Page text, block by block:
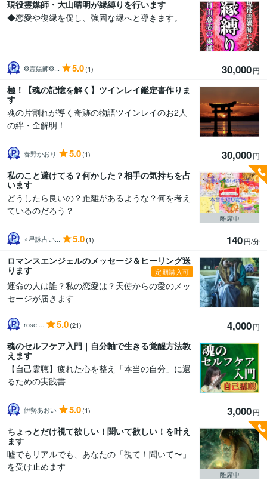
現役霊媒師・大山晴明が縁縛りを行います
◆恋愛や復縁を促し、強固な縁へと導きます。
❂霊媒師❂... 5.0(1) 30,000円
極！【魂の記憶を解く】ツインレイ鑑定書作りま
す
魂の片割れが導く奇跡の物語ツインレイのお2人
の絆・全解明！
春野かおり 5.0(1) 30,000円
私のこと避けてる？何かした？相手の気持ちを占
います
どうしたら良いの？距離があるような？何を考え
ているのだろう？
⭐星詠占い... 5.0(1) 140円/分
離席中
ロマンスエンジェルのメッセージ＆ヒーリング送
ります
定期購入可
運命の人は誰？私の恋愛は？天使からの愛のメッ
セージが届きます
rose ... 5.0(21) 4,000円
魂のセルフケア入門｜自分軸で生きる覚醒方法教
えます
【自己霊聴】疲れた心を整え「本当の自分」に還
るための実践書
伊勢あおい 5.0(1) 3,000円
ちょっとだけ視て欲しい！聞いて欲しい！を叶え
ます
嘘でもリアルでも、あなたの「視て！聞いて〜」
を受け止めます
離席中